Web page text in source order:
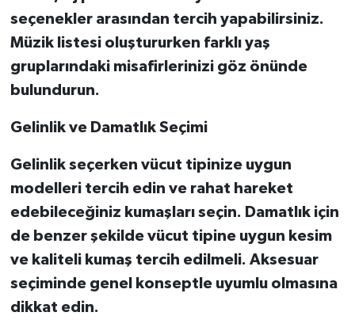
seçenekler arasından tercih yapabilirsiniz.
Müzik listesi oluştururken farklı yaş
gruplarındaki misafirlerinizi göz önünde
bulundurun.
Gelinlik ve Damatlık Seçimi
Gelinlik seçerken vücut tipinize uygun
modelleri tercih edin ve rahat hareket
edebileceğiniz kumaşları seçin. Damatlık için
de benzer şekilde vücut tipine uygun kesim
ve kaliteli kumaş tercih edilmeli. Aksesuar
seçiminde genel konseptle uyumlu olmasına
dikkat edin.